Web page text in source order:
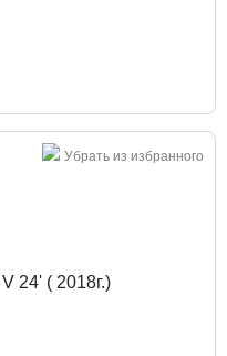
Убрать из избранного